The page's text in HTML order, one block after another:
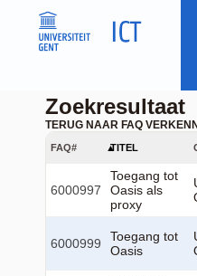
Zoekresultaat
TERUG NAAR FAQ
FAQ# TITEL
6000997
Toegang tot
Oasis als
proxy
6000999
Toegang tot
Oasis